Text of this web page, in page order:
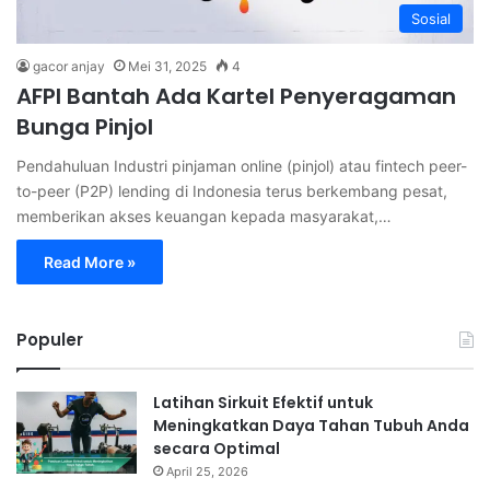
Sosial
gacor anjay Mei 31, 2025 4
AFPI Bantah Ada Kartel Penyeragaman
Bunga Pinjol
Pendahuluan Industri pinjaman online (pinjol) atau fintech peer-
to-peer (P2P) lending di Indonesia terus berkembang pesat,
memberikan akses keuangan kepada masyarakat,…
Read More »
Populer
Latihan Sirkuit Efektif untuk
Meningkatkan Daya Tahan Tubuh Anda
secara Optimal
April 25, 2026